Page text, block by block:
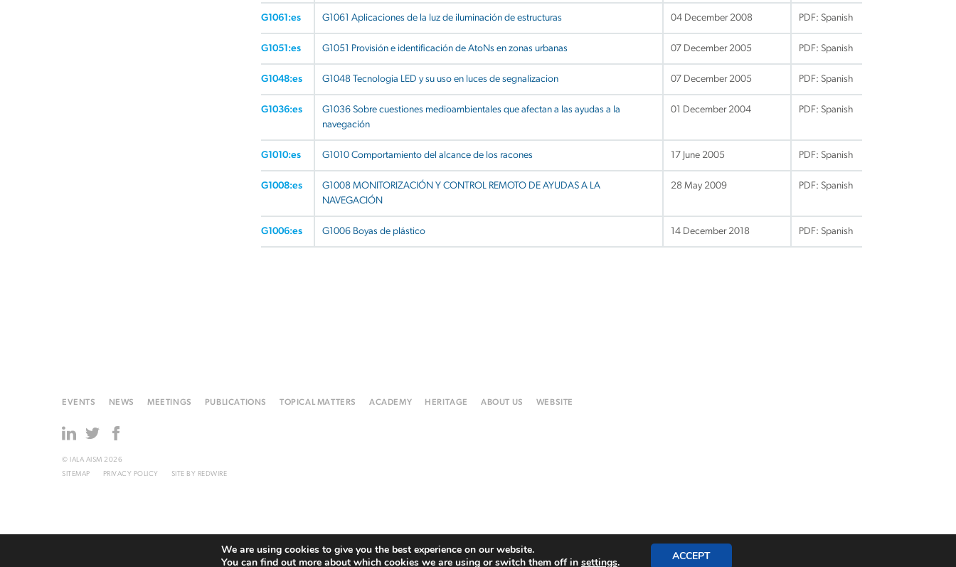
G1061:es G1061 Aplicaciones de la luz de iluminación de estructuras 04 December 2008 PDF: Spanish
G1051:es G1051 Provisión e identificación de AtoNs en zonas urbanas 07 December 2005 PDF: Spanish
G1048:es G1048 Tecnologia LED y su uso en luces de segnalizacion 07 December 2005 PDF: Spanish
G1036:es
G1036 Sobre cuestiones medioambientales que afectan a las ayudas a la
navegación
01 December 2004 PDF: Spanish
G1010:es G1010 Comportamiento del alcance de los racones 17 June 2005 PDF: Spanish
G1008:es
G1008 MONITORIZACIÓN Y CONTROL REMOTO DE AYUDAS A LA
NAVEGACIÓN
28 May 2009 PDF: Spanish
G1006:es G1006 Boyas de plástico 14 December 2018 PDF: Spanish
EVENTS NEWS MEETINGS PUBLICATIONS TOPICAL MATTERS ACADEMY HERITAGE ABOUT US WEBSITE
© IALA AISM 2026
SITEMAP
PRIVACY POLICY SITE BY REDWIRE
We are using cookies to give you the best experience on our website.
You can find out more about which cookies we are using or switch them off in settings. ACCEPT